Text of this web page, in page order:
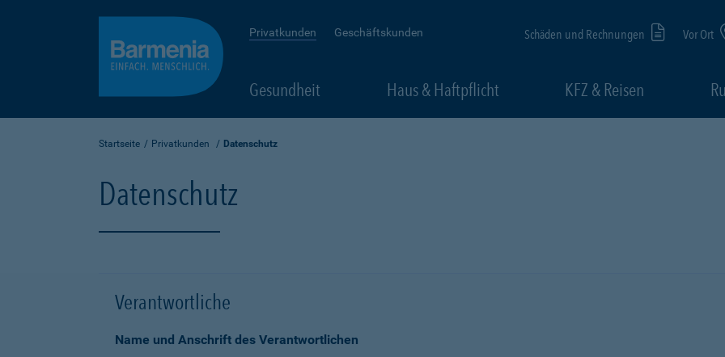
Privatkunden Geschäftskunden Schäden und Rechnungen Vor Ort
Gesundheit Haus & Haftpflicht KFZ & Reisen
Startseite Privatkunden Datenschutz
Datenschutz
Verantwortliche
Name und Anschrift des Verantwortlichen